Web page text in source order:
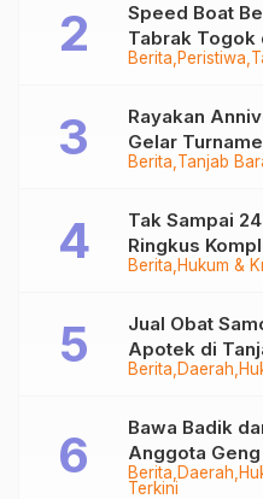
Berita Peristiwa
Speed Boat
Tabrak Togok
Sempat Hilang
Berita Tanjab
Rayakan
Gelar
Juta
Berita Hukum &
Tak Sampai
Ringkus
Tungkal
Berita Daerah
Jual Obat
Apotek di
Berita Daerah
Terkini
Bawa Badik
Anggota
Diringkus